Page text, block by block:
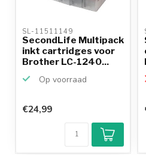
SL-11511149
SecondLife Multipack
inkt cartridges voor
Brother LC-1240...
Op voorraad
€24,99